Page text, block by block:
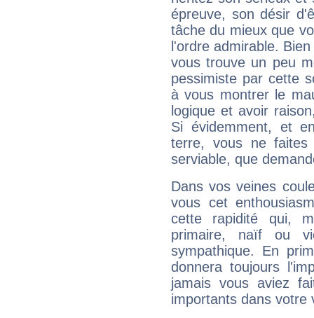
épreuve, son désir
tâche du mieux que
l'ordre admirable.
vous trouve un peu
pessimiste par cette
à vous montrer le
logique et avoir
Si évidemment, et
terre, vous ne
serviable, que
Dans vos veines
vous cet
cette rapidité qui,
primaire, naïf ou
sympathique. En
donnera toujours
jamais vous aviez
importants dans votre